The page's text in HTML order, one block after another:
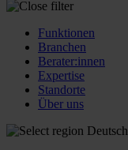
Funktionen
Branchen
Berater:innen
Expertise
Standorte
Über uns
Deutsch